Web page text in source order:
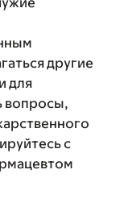
другие
для
вопросы,
с